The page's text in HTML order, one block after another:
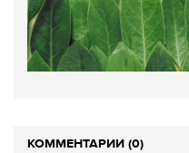
КОММЕНТАРИИ (0)